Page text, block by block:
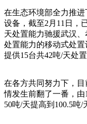
在生态环境部全力推
设备，截至2月11日，
天处置能力驰援武汉
处置能力的移动式处
提供15台共42吨/天处
在各方共同努力下，
情发生前翻了一番，由
50吨/天提高到100.5吨/